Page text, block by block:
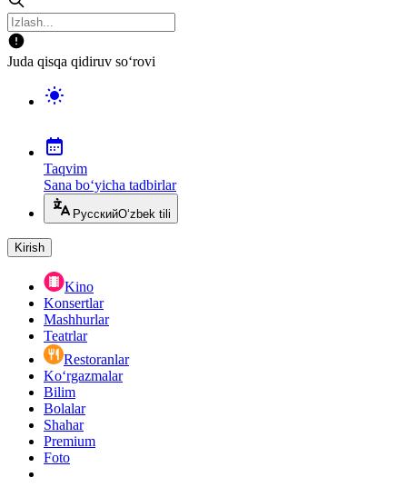
Juda qisqa qidiruv so‘rovi
Taqvim
Sana bo‘yicha tadbirlar
РусскийO‘zbek tili
Kirish
Kino
Konsertlar
Mashhurlar
Teatrlar
Restoranlar
Ko‘rgazmalar
Bilim
Bolalar
Shahar
Premium
Foto